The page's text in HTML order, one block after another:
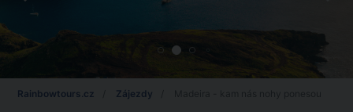
Rainbowtours.cz Zájezdy